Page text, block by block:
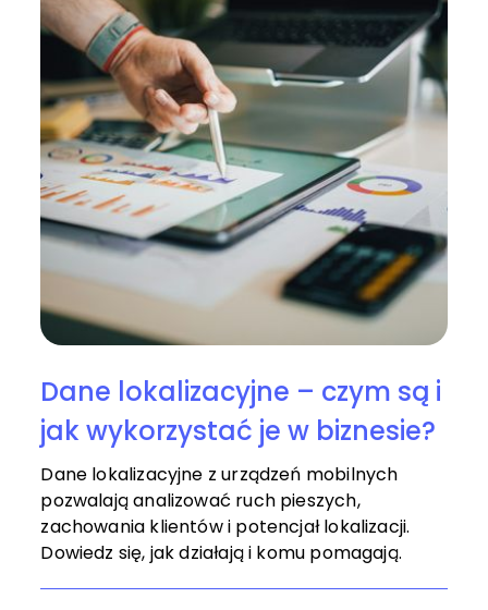
Dane lokalizacyjne – czym są i
jak wykorzystać je w biznesie?
Dane lokalizacyjne z urządzeń mobilnych
pozwalają analizować ruch pieszych,
zachowania klientów i potencjał lokalizacji.
Dowiedz się, jak działają i komu pomagają.